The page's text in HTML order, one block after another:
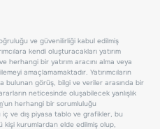
ve güvenilirliği kabul edilmiş
kendi oluşturacakları yatırım
herhangi bir yatırım aracını alma veya
amaçlamamaktadır. Yatırımcıların
bulunan görüş, bilgi ve veriler arasında bir
neticesinde oluşabilecek yanlışlık
'un herhangi bir sorumluluğu
ve dış piyasa tablo ve grafikler, bu
kurumlardan elde edilmiş olup,